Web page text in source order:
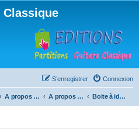
Classique
Connexion
S’enregistrer
A propos du forum A propos du forum Boite à idées